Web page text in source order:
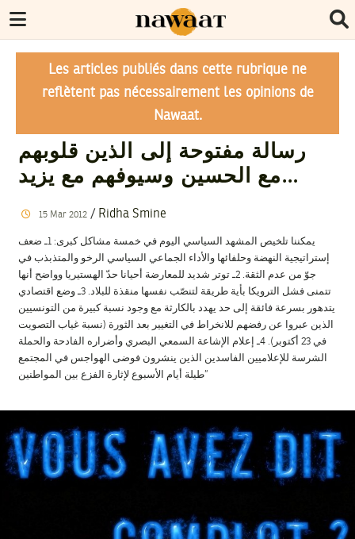
Les articles publiés dans cette rubrique ne
reflètent pas nécessairement les opinions de
Nawaat.
رسالة مفتوحة إلى الذين قلوبهم
مع الحسين وسيوفهم مع يزيد…
15 Mar 2012/ Ridha Smine
يمكننا تلخيص المشهد السياسي اليوم في خمسة مشاكل كبرى: 1ـ ضعف
إستراتيجية النهضة وحلفائها والأداء الجماعي السياسي الرخو والمتذبذب في
جوّ من عدم الثقة. 2ـ توتر شديد للمعارضة أحيانا حدّ الهستيريا وواضح أنها
تتمنى فشل الترويكا بأية طريقة لتنصّب نفسها منقذة للبلاد. 3ـ وضع اقتصادي
يتدهور بسرعة فائقة إلى حد يهدد بالكارثة مع وجود نسبة كبيرة من التونسيين
الذين عبروا عن رفضهم للانخراط في التغيير بعد الثورة (نسبة غياب التصويت
في 23 أكتوبر). 4ـ إعلام الإشاعة السمعي البصري وأضراره الفادحة والحملة
الشرسة للإعلاميين الفاسدين الذين ينشرون فوضى الهواجس في المجتمع
طيلة أيام الأسبوع لإثارة الفزع بين المواطنين”